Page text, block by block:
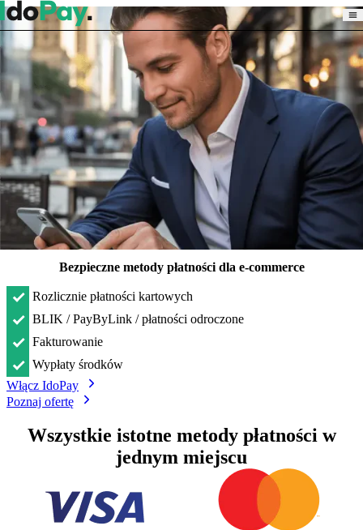
Bezpieczne metody płatności dla e-commerce
Rozlicznie płatności kartowych
BLIK / PayByLink / płatności odroczone
Fakturowanie
Wypłaty środków
Włącz IdoPay
Poznaj ofertę
Wszystkie istotne metody płatności w
jednym miejscu